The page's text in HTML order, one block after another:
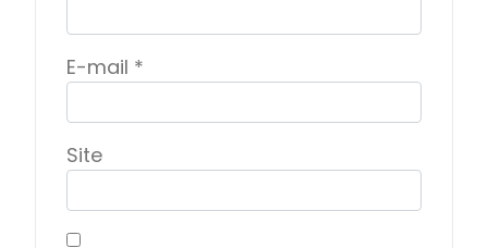
E-mail *
Site